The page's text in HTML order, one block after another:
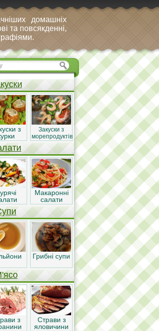
домашніх
та повсякденні,
з
Закуски з
морепродуктів
Макаронні
салати
Грибні супи
з
Страви з
яловичини